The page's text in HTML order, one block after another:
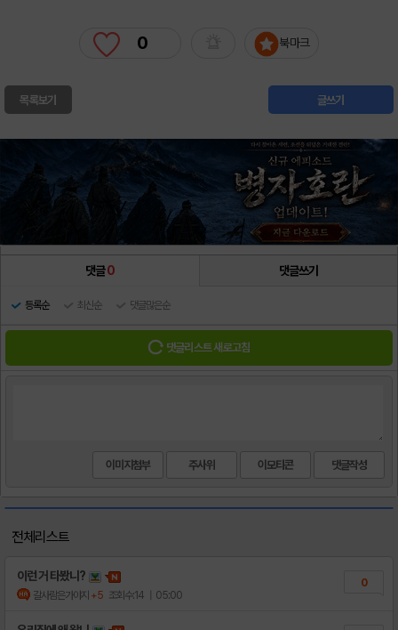
0 북마크
목록보기 글쓰기
댓글0 댓글쓰기
등록순 최신순 댓글많은순
댓글리스트 새로고침
이미지첨부 주사위 이모티콘
전체리스트
이런 거 타봤니?
갈사람은가야지 +5 조회수:14 | 05:00
0